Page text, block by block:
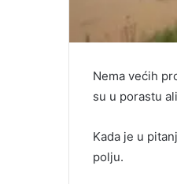
Nema većih
su u porastu
Kada je u
polju.